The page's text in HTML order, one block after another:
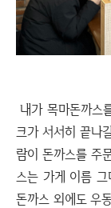
내가 목마돈까스
크가 서서히 끝나
람이 돈까스를 주
스는 가게 이름
돈까스 외에도 우